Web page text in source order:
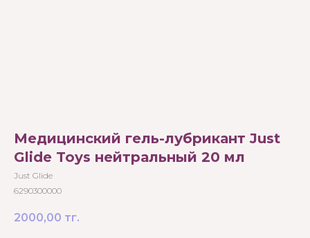
Медицинский гель-лубрикант Just
Glide Toys нейтральный 20 мл
Just Glide
6290300000
2000,00 тг.